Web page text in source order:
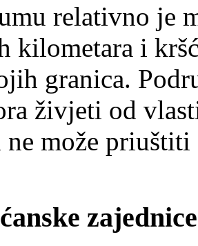
relativno je
kilometara i
granica.
živjeti od
može
zajednice